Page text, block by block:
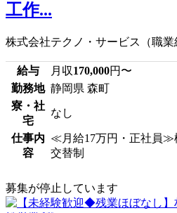
工作...
株式会社テクノ・サービス（職業
給与 月収170,000円〜
勤務地 静岡県 森町
寮・社
宅
なし
仕事内
容
≪月給17万円・正社員≫
交替制
募集が停止しています